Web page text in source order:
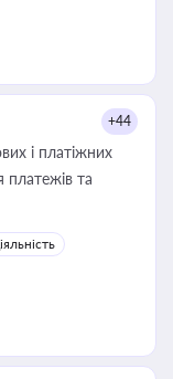
+44
і платіжних